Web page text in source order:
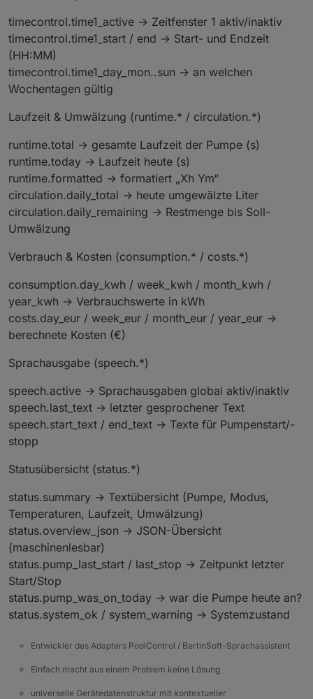
timecontrol.time1_active → Zeitfenster 1 aktiv/inaktiv
timecontrol.time1_start / end → Start- und Endzeit
(HH:MM)
timecontrol.time1_day_mon..sun → an welchen
Wochentagen gültig
Laufzeit & Umwälzung (runtime.* / circulation.*)
runtime.total → gesamte Laufzeit der Pumpe (s)
runtime.today → Laufzeit heute (s)
runtime.formatted → formatiert „Xh Ym“
circulation.daily_total → heute umgewälzte Liter
circulation.daily_remaining → Restmenge bis Soll-
Umwälzung
Verbrauch & Kosten (consumption.* / costs.*)
consumption.day_kwh / week_kwh / month_kwh /
year_kwh → Verbrauchs­werte in kWh
costs.day_eur / week_eur / month_eur / year_eur →
berechnete Kosten (€)
Sprachausgabe (speech.*)
speech.active → Sprachausgaben global aktiv/inaktiv
speech.last_text → letzter gesprochener Text
speech.start_text / end_text → Texte für Pumpenstart/-
stopp
Statusübersicht (status.*)
status.summary → Textübersicht (Pumpe, Modus,
Temperaturen, Laufzeit, Umwälzung)
status.overview_json → JSON-Übersicht
(maschinenlesbar)
status.pump_last_start / last_stop → Zeitpunkt letzter
Start/Stop
status.pump_was_on_today → war die Pumpe heute an?
status.system_ok / system_warning → Systemzustand
Entwickler des Adapters PoolControl / BertinSoft-Sprachassistent
Einfach macht aus einem Problem keine Lösung
universelle Gerätedatenstruktur mit kontextueller